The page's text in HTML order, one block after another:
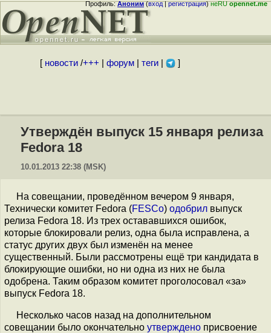
Профиль:Аноним(вход|регистрация)неRUopennet.me
[ новости/+++ форум| теги| ]
Утверждён выпуск 15 января релиза
Fedora 18
10.01.2013 22:38 (MSK)
На совещании, проведённом вечером 9 января,
Технически комитет Fedora (FESCo) одобрил выпуск
релиза Fedora 18. Из трех остававшихся ошибок,
которые блокировали релиз, одна была исправлена, а
статус других двух был изменён на менее
существенный. Были рассмотрены ещё три кандидата в
блокирующие ошибки, но ни одна из них не была
одобрена. Таким образом комитет проголосовал «за»
выпуск Fedora 18.
Несколько часов назад на дополнительном
совещании было окончательно утверждено присвоение